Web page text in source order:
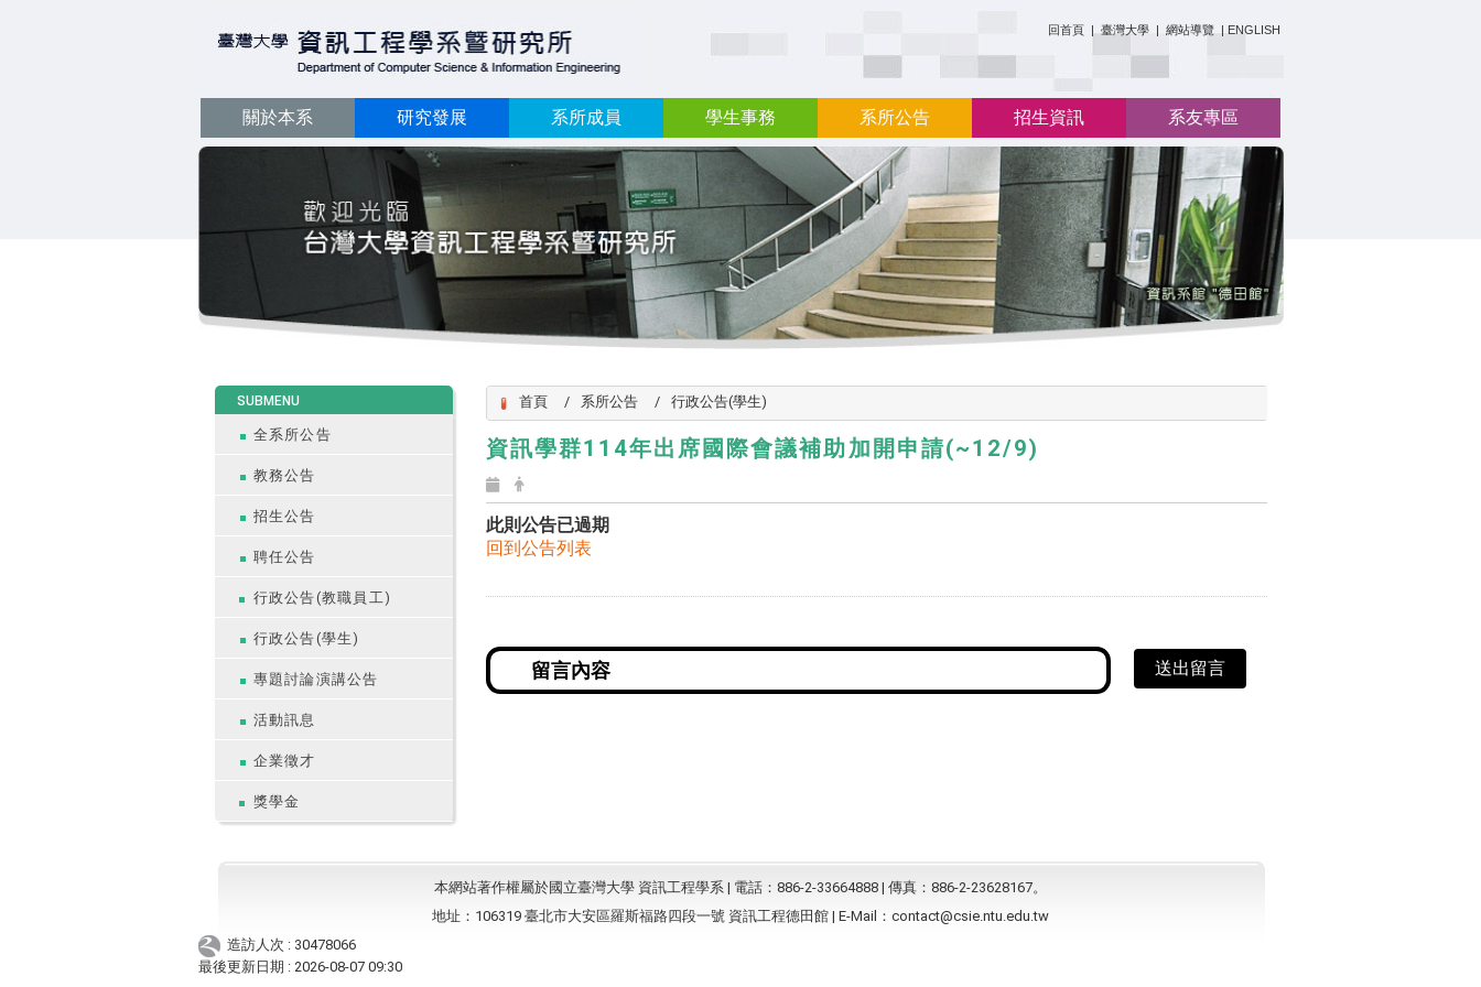
回首頁 | 臺灣大學 | 網站導覽 | ENGLISH
關於本系 研究發展 系所成員 學生事務 系所公告 招生資訊 系友專區
SUBMENU
全系所公告
教務公告
招生公告
聘任公告
行政公告(教職員工)
行政公告(學生)
專題討論演講公告
活動訊息
企業徵才
獎學金
首頁 系所公告 行政公告(學生)
資訊學群114年出席國際會議補助加開申請(~12/9)
此則公告已過期
回到公告列表
送出留言
本網站著作權屬於國立臺灣大學 資訊工程學系 | 電話：886-2-33664888 | 傳真：886-2-23628167。
地址：106319 臺北市大安區羅斯福路四段一號 資訊工程德田館 | E-Mail： contact@csie.ntu.edu.tw
造訪人次 : 30478066
最後更新日期 : 2026-08-07 09:30